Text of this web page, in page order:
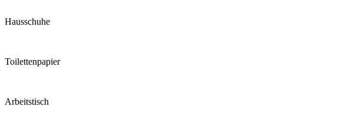
Hausschuhe
Toilettenpapier
Arbeitstisch